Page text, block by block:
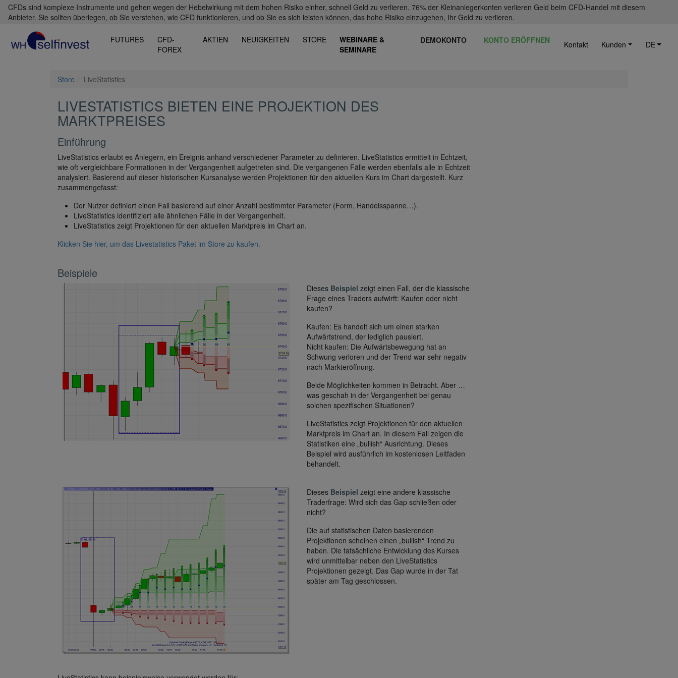
CFDs sind komplexe Instrumente und gehen wegen der Hebelwirkung mit dem hohen Risiko einher, schnell Geld zu verlieren. 76% der Kleinanlegerkonten verlieren Geld beim CFD-Handel mit diesem
Anbieter. Sie sollten überlegen, ob Sie verstehen, wie CFD funktionieren, und ob Sie es sich leisten können, das hohe Risiko einzugehen, Ihr Geld zu verlieren.
FUTURES
CFD-
FOREX
AKTIEN NEUIGKEITEN STORE
WEBINARE &
SEMINARE
DEMOKONTO KONTO ERÖFFNEN Kontakt Kunden DE
Store LiveStatistics
LIVESTATISTICS BIETEN EINE PROJEKTION DES
MARKTPREISES
Einführung
LiveStatistics erlaubt es Anlegern, ein Ereignis anhand verschiedener Parameter zu definieren. LiveStatistics ermittelt in Echtzeit,
wie oft vergleichbare Formationen in der Vergangenheit aufgetreten sind. Die vergangenen Fälle werden ebenfalls alle in Echtzeit
analysiert. Basierend auf dieser historischen Kursanalyse werden Projektionen für den aktuellen Kurs im Chart dargestellt. Kurz
zusammengefasst:
Der Nutzer definiert einen Fall basierend auf einer Anzahl bestimmter Parameter (Form, Handelsspanne…).
LiveStatistics identifiziert alle ähnlichen Fälle in der Vergangenheit.
LiveStatistics zeigt Projektionen für den aktuellen Marktpreis im Chart an.
Klicken Sie hier, um das Livestatistics Paket im Store zu kaufen.
Beispiele
Dieses Beispiel zeigt einen Fall, der die klassische
Frage eines Traders aufwirft: Kaufen oder nicht
kaufen?
Kaufen: Es handelt sich um einen starken
Aufwärtstrend, der lediglich pausiert.
Nicht kaufen: Die Aufwärtsbewegung hat an
Schwung verloren und der Trend war sehr negativ
nach Markteröffnung.
Beide Möglichkeiten kommen in Betracht. Aber …
was geschah in der Vergangenheit bei genau
solchen spezifischen Situationen?
LiveStatistics zeigt Projektionen für den aktuellen
Marktpreis im Chart an. In diesem Fall zeigen die
Statistiken eine „bullish“ Ausrichtung. Dieses
Beispiel wird ausführlich im kostenlosen Leitfaden
behandelt.
Dieses Beispiel zeigt eine andere klassische
Traderfrage: Wird sich das Gap schließen oder
nicht?
Die auf statistischen Daten basierenden
Projektionen scheinen einen „bullish“ Trend zu
haben. Die tatsächliche Entwicklung des Kurses
wird unmittelbar neben den LiveStatistics
Projektionen gezeigt. Das Gap wurde in der Tat
später am Tag geschlossen.